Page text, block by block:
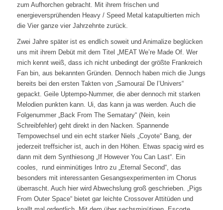
zum Aufhorchen gebracht. Mit ihrem frischen und
energieversprühenden Heavy / Speed Metal katapultierten mich
die Vier ganze vier Jahrzehnte zurück.
Zwei Jahre später ist es endlich soweit und Animalize beglücken
uns mit ihrem Debüt mit dem Titel „MEAT We’re Made Of. Wer
mich kennt weiß, dass ich nicht unbedingt der größte Frankreich
Fan bin, aus bekannten Gründen. Dennoch haben mich die Jungs
bereits bei den ersten Takten von „Samouraï De l’Univers“
gepackt. Geile Uptempo-Nummer, die aber dennoch mit starken
Melodien punkten kann. Ui, das kann ja was werden. Auch die
Folgenummer „Back From The Sematary“ (Nein, kein
Schreibfehler) geht direkt in den Nacken. Spannende
Tempowechsel und ein echt starker Niels „Coyote“ Bang, der
jederzeit treffsicher ist, auch in den Höhen. Etwas spacig wird es
dann mit dem Synthiesong „If However You Can Last“. Ein
cooles, rund einminütiges Intro zu „Eternal Second“, das
besonders mit interessanten Gesangsexperimenten im Chorus
überrascht. Auch hier wird Abwechslung groß geschrieben. „Pigs
From Outer Space“ bietet gar leichte Crossover Attitüden und